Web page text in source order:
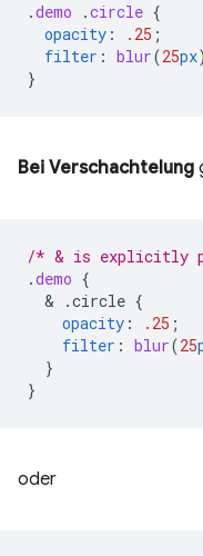
.demo .circle {
opacity : .25 ;
filter : blur(25px
}
Bei Verschachtelung
/* & is explicitly
.demo {
  &
.circle {
opacity : .25 ;
filter : blur(25
}
}
oder